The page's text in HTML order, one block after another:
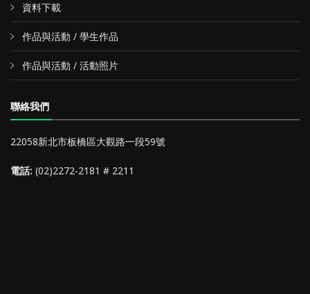
資料下載
作品與活動 / 學生作品
作品與活動 / 活動照片
聯絡我們
22058新北市板橋區大觀路一段59號
電話: (02)2272-2181 # 2211